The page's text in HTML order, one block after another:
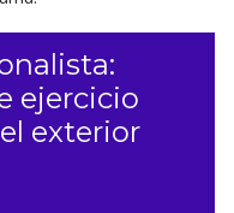
ejercicio
exterior